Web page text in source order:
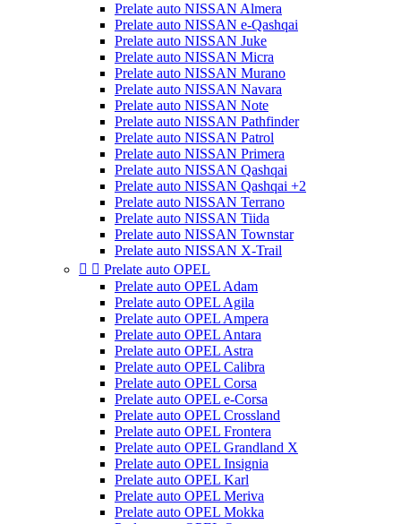
Prelate auto NISSAN Almera
Prelate auto NISSAN e-Qashqai
Prelate auto NISSAN Juke
Prelate auto NISSAN Micra
Prelate auto NISSAN Murano
Prelate auto NISSAN Navara
Prelate auto NISSAN Note
Prelate auto NISSAN Pathfinder
Prelate auto NISSAN Patrol
Prelate auto NISSAN Primera
Prelate auto NISSAN Qashqai
Prelate auto NISSAN Qashqai +2
Prelate auto NISSAN Terrano
Prelate auto NISSAN Tiida
Prelate auto NISSAN Townstar
Prelate auto NISSAN X-Trail
  Prelate auto OPEL
Prelate auto OPEL Adam
Prelate auto OPEL Agila
Prelate auto OPEL Ampera
Prelate auto OPEL Antara
Prelate auto OPEL Astra
Prelate auto OPEL Calibra
Prelate auto OPEL Corsa
Prelate auto OPEL e-Corsa
Prelate auto OPEL Crossland
Prelate auto OPEL Frontera
Prelate auto OPEL Grandland X
Prelate auto OPEL Insignia
Prelate auto OPEL Karl
Prelate auto OPEL Meriva
Prelate auto OPEL Mokka